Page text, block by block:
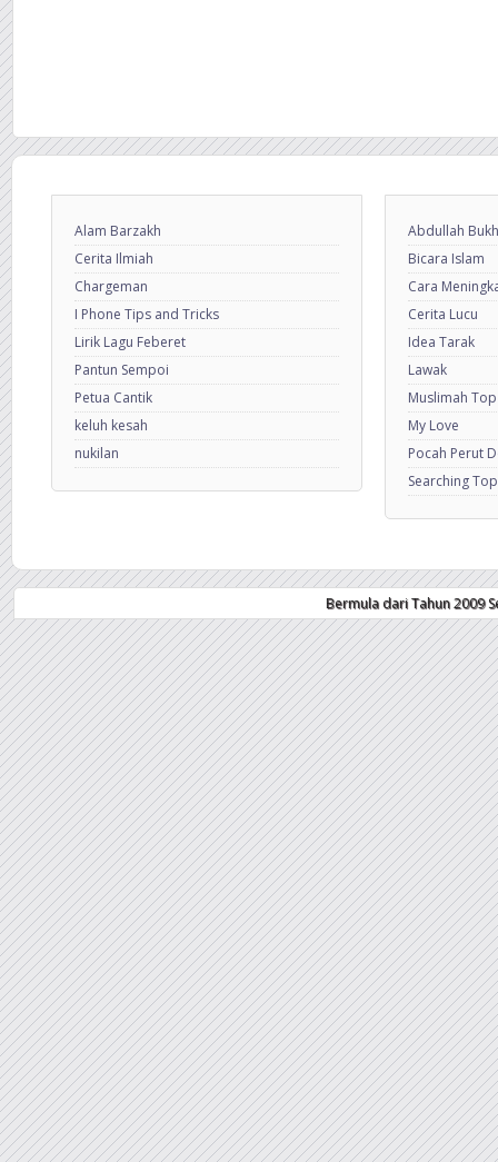
Alam Barzakh
Cerita Ilmiah
Chargeman
I Phone Tips and Tricks
Lirik Lagu Feberet
Pantun Sempoi
Petua Cantik
keluh kesah
nukilan
Abdullah
Bicara Islam
Cara
Cerita Lucu
Idea Tarak
Lawak
Muslimah
My Love
Pocah Perut
Searching
Bermula dari Tahun 2009